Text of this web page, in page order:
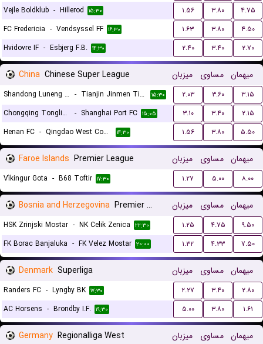
Vejle Boldklub - Hillerod ۱۵:۳۰ ۱.۵۶ ۳.۸۰
۴.۷۵
FC Fredericia - Vendsyssel FF ۱۶:۳۰ ۱.۶۳ ۳.۸۰
۴.۵۰
Hvidovre IF - Esbjerg F.B. ۱۴:۳۰ ۲.۴۰ ۳.۴۰ ۲.۷۰
China Chinese Super League میزبان مساوی میهمان
Shandong Luneng Taishan FC - Tianjin Jinmen Tigers ۱۵:۳۰ ۲.۰۳ ۳.۶۰
۳.۱۵
Chongqing Tongliang Long
- Shanghai Port FC ۱۵:۰۵ ۳.۱۰ ۳.۴۰
۲.۱۵
Henan FC - Qingdao West Coast FC ۱۴:۳۰ ۱.۵۶ ۳.۸۰ ۵.۵۰
Faroe Islands Premier League میزبان مساوی میهمان
Víkingur Gota - B68 Toftir ۱۷:۳۰ ۱.۲۷ ۵.۰۰ ۸.۰۰
Bosnia and Herzegovina Premier Liga میزبان مساوی میهمان
HSK Zrinjski Mostar - NK Celik Zenica ۲۲:۳۰ ۱.۲۵ ۴.۷۵
۹.۵۰
FK Borac Banjaluka - FK Velez Mostar ۲۰:۰۰ ۱.۳۲ ۴.۳۳ ۷.۵۰
Denmark Superliga میزبان مساوی میهمان
Randers FC - Lyngby BK ۱۷:۳۰ ۲.۲۷ ۳.۴۰
۲.۸۰
AC Horsens - Brondby I.F. ۱۹:۳۰ ۵.۰۰ ۳.۸۰ ۱.۶۱
Germany Regionalliga West میزبان مساوی میهمان